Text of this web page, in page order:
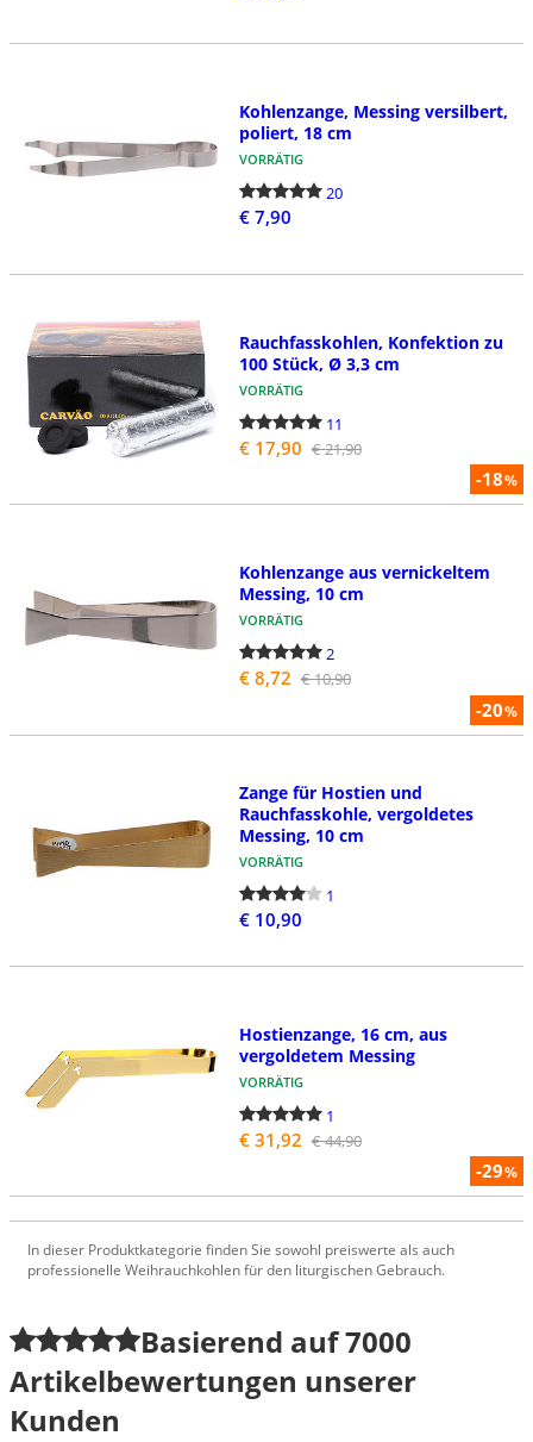
Kohlenzange, Messing versilbert,
poliert, 18 cm
VORRÄTIG
20
€ 7,90
-18%
Rauchfasskohlen, Konfektion zu
100 Stück, Ø 3,3 cm
VORRÄTIG
11
€ 17,90 € 21,90
-20%
Kohlenzange aus vernickeltem
Messing, 10 cm
VORRÄTIG
2
€ 8,72 € 10,90
Zange für Hostien und
Rauchfasskohle, vergoldetes
Messing, 10 cm
VORRÄTIG
1
€ 10,90
-29%
Hostienzange, 16 cm, aus
vergoldetem Messing
VORRÄTIG
1
€ 31,92 € 44,90
In dieser Produktkategorie finden Sie sowohl preiswerte als auch
professionelle Weihrauchkohlen für den liturgischen Gebrauch.
Basierend auf7000
Artikelbewertungen unserer
Kunden